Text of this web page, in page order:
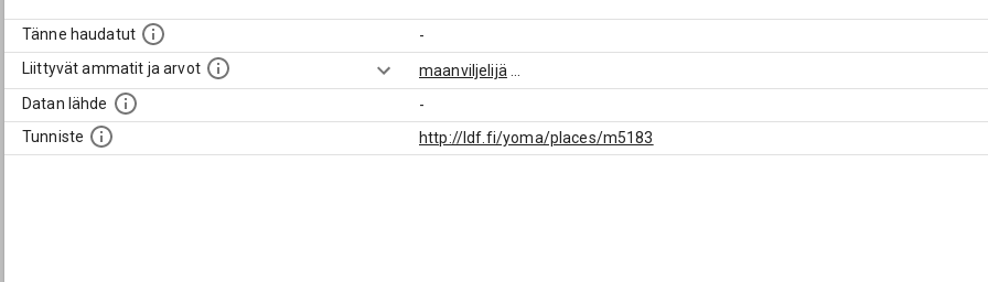
Tänne haudatut
-
Liittyvät ammatit ja arvot
maanviljelijä
Datan lähde
-
Tunniste
http://ldf.fi/yoma/places/m5183